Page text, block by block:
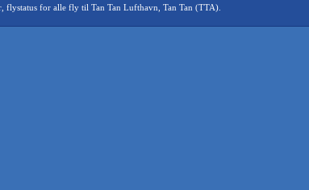
for alle fly til Tan Tan Lufthavn, Tan Tan (TTA).